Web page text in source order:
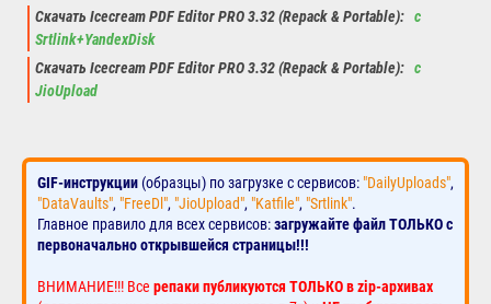
Скачать Icecream PDF Editor PRO 3.32 (Repack & Portable): с
Srtlink+YandexDisk
Скачать Icecream PDF Editor PRO 3.32 (Repack & Portable): с
JioUpload
GIF-инструкции (образцы) по загрузке с сервисов: "DailyUploads",
"DataVaults", "FreeDl", "JioUpload", "Katfile", "Srtlink".
Главное правило для всех сервисов:загружайте файл ТОЛЬКО с
первоначально открывшейся страницы!!!
ВНИМАНИЕ!!! Все репаки публикуются ТОЛЬКО в zip-архивах